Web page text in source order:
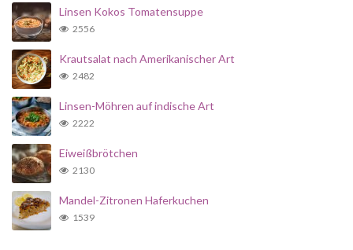
Linsen Kokos Tomatensuppe
2556
Krautsalat nach Amerikanischer Art
2482
Linsen-Möhren auf indische Art
2222
Eiweißbrötchen
2130
Mandel-Zitronen Haferkuchen
1539